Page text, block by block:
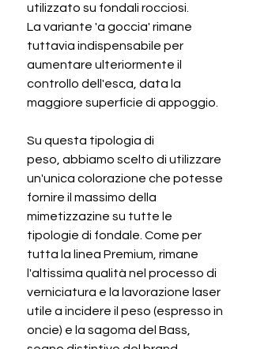
utilizzato su fondali rocciosi.
La variante 'a goccia' rimane
tuttavia indispensabile per
aumentare ulteriormente il
controllo dell'esca, data la
maggiore superficie di appoggio.
Su questa tipologia di
peso, abbiamo scelto di utilizzare
un'unica colorazione che potesse
fornire il massimo della
mimetizzazine su tutte le
tipologie di fondale. Come per
tutta la linea Premium, rimane
l'altissima qualità nel processo di
verniciatura e la lavorazione laser
utile a incidere il peso (espresso in
oncie) e la sagoma del Bass,